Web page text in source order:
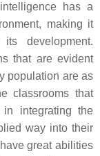
has a
making it
development.
that are evident
population are as
classrooms that
integrating the
way into their
great abilities